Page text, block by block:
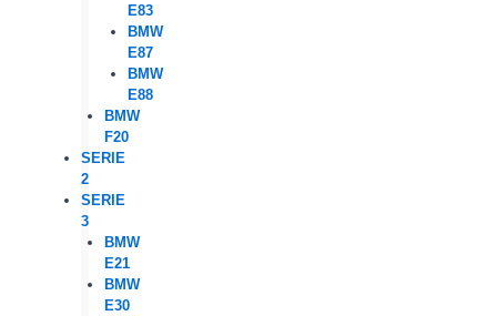
E83
BMW
E87
BMW
E88
BMW
F20
SERIE
2
SERIE
3
BMW
E21
BMW
E30